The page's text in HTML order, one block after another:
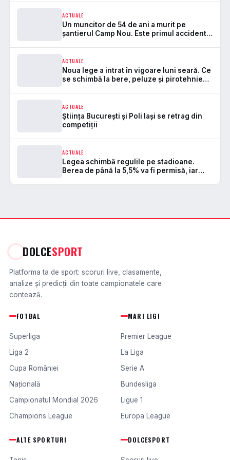
ACTUALE
Un muncitor de 54 de ani a murit pe
șantierul Camp Nou. Este primul accident
ACTUALE
Noua lege a intrat în vigoare luni seară. Ce
se schimbă la bere, peluze și pirotehnie
ACTUALE
Știința București și Poli Iași se retrag din
competiții
ACTUALE
Legea schimbă regulile pe stadioane.
Berea de până la 5,5% va fi permisă, iar
DOLCESPORT
Platforma ta de sport: scoruri live, clasamente,
analize și predicții din toate campionatele care
contează.
FOTBAL
Superliga
Liga 2
Cupa României
Națională
Campionatul Mondial 2026
Champions League
MARI LIGI
Premier League
La Liga
Serie A
Bundesliga
Ligue 1
Europa League
ALTE SPORTURI DOLCESPORT